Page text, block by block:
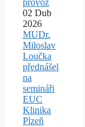
provoz
02 Dub
2026
MUDr.
Miloslav
Loučka
přednášel
na
semináři
EUC
Klinika
Plzeň